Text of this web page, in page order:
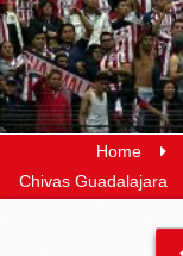
Home
Chivas Guadalajara